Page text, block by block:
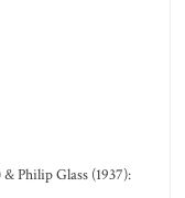
Philip Glass (1937):